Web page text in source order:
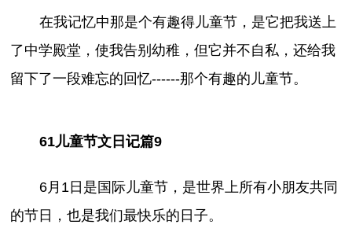
在我记忆中那是个有趣得儿童节，是它把我送上
了中学殿堂，使我告别幼稚，但它并不自私，还给我
留下了一段难忘的回忆------那个有趣的儿童节。
61儿童节文日记篇9
6月1日是国际儿童节，是世界上所有小朋友共同
的节日，也是我们最快乐的日子。